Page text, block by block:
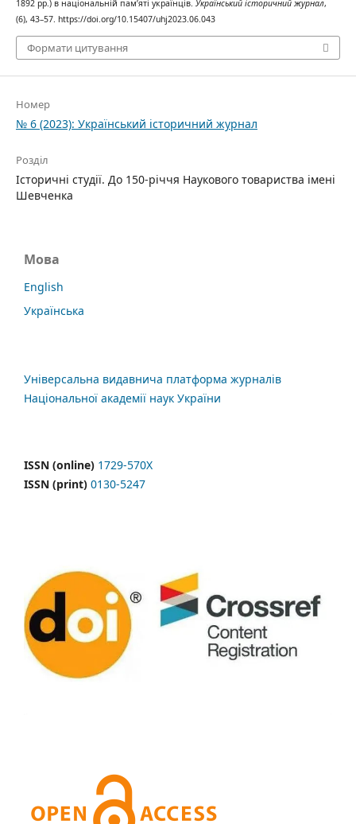
1892 рр.) в національній пам’яті українців. Український історичний журнал,
(6), 43–57. https://doi.org/10.15407/uhj2023.06.043
Формати цитування
Номер
№ 6 (2023): Український історичний журнал
Розділ
Історичні студії. До 150-річчя Наукового товариства імені
Шевченка
Мова
English
Українська
Універсальна видавнича платформа журналів
Національної академії наук України
ISSN (online) 1729-570X
ISSN (print) 0130-5247